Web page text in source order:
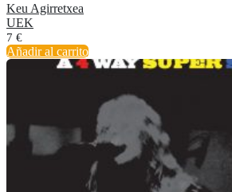
Keu Agirretxea
UEK
7 €
Añadir al carrito